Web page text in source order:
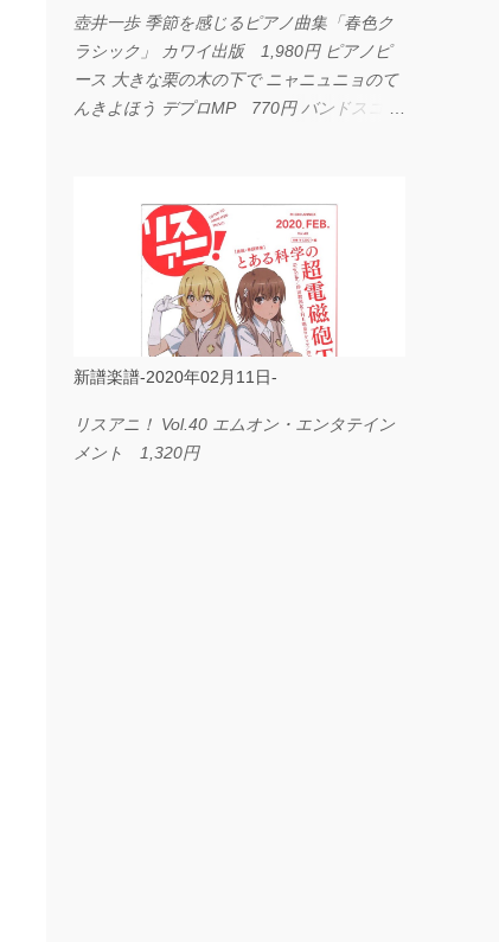
壺井一歩 季節を感じるピアノ曲集「春色ク
ラシック」 カワイ出版 1,980円 ピアノピ
ース 大きな栗の木の下で ニャニュニョのて
んきよほう デプロMP 770円 バンドスコア
ス I LOVE．．． Official髭男dism やさしく
弾ける ピアノピース フェアリー 660円
BP2225 Kingdom of the Heavens 春畑道哉
バンドピース フェアリー 825円
新譜楽譜-2020年02月11日-
リスアニ！ Vol.40 エムオン・エンタテイン
メント 1,320円